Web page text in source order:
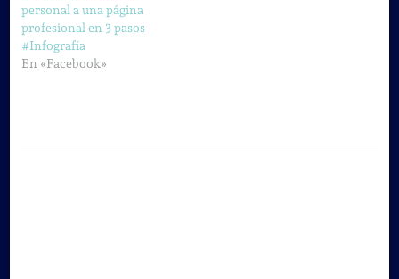
personal a una página
profesional en 3 pasos
#Infografía
En «Facebook»